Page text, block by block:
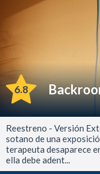
6.8
Reestreno - Versión
sotano de una
terapeuta desaparece
ella debe adent...